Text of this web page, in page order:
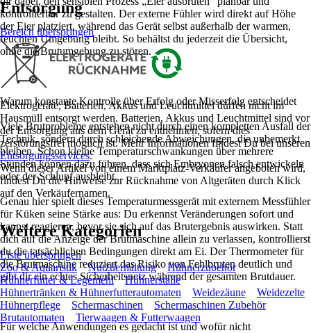
kontrollierbar zu gestalten. Der externe Fühler wird direkt auf Höhe
der Eier platziert, während das Gerät selbst außerhalb der warmen,
feuchten Umgebung bleibt. So behältst du jederzeit die Übersicht,
ohne die Brutumgebung zu stören.
Warum konstante Kontrolle über Erfolg oder Misserfolg entscheidet
Viele Brutprobleme entstehen nicht durch einen kompletten Ausfall der
Technik, sondern durch schleichende Abweichungen, die unbemerkt
bleiben. Schon kleine Temperaturschwankungen über mehrere
Stunden können dazu führen, dass sich Embryonen falsch entwickeln
oder der Schlupf ausbleibt.
Genau hier spielt dieses Temperaturmessgerät mit externem Messfühler
für Küken seine Stärke aus: Du erkennst Veränderungen sofort und
kannst reagieren, bevor sie sich auf das Brutergebnis auswirken. Statt
dich auf die Anzeige der Brutmaschine allein zu verlassen, kontrollierst
du die tatsächlichen Bedingungen direkt am Ei. Der Thermometer für
die Brutmaschine reduziert das Risiko von Fehlbruten deutlich und
gibt dir ein echtes Sicherheitsnetz während der gesamten Brutdauer.
Für welche Anwendungen es gedacht ist und wofür nicht
Entsorgung
Bereich überspringen
Elektrogeräte, Batterien, Akkus und Leuchtmittel dürfen nicht im
Hausmüll entsorgt werden. Batterien, Akkus und Leuchtmittel sind vor
der Entsorgung aus dem Gerät zu entnehmen, sofern dies
zerstörungsfrei möglich ist. Mehr Informationen findest Du bei unseren
Entsorgungsservices.
Wenn dieser Artikel von einem Marktplatz-Verkäufer angeboten wird,
findest Du die Hinweise zur Rücknahme von Altgeräten durch Klick
auf den Verkäufernamen.
Weitere Kategorien
Liste überspringen
Zoo & Aquaristik
Nutztierhaltung
Hühnerzubehör
Hühnerfutter & Legemehl
Hühnerställe
Hühnertränken & Hühnerfutterautomaten
Weidezäune
Weidezelte
Hühnerpflege
Schermaschinen
Schermaschinen Zubehör
Brutautomaten
Tierwaagen & Futterwaagen